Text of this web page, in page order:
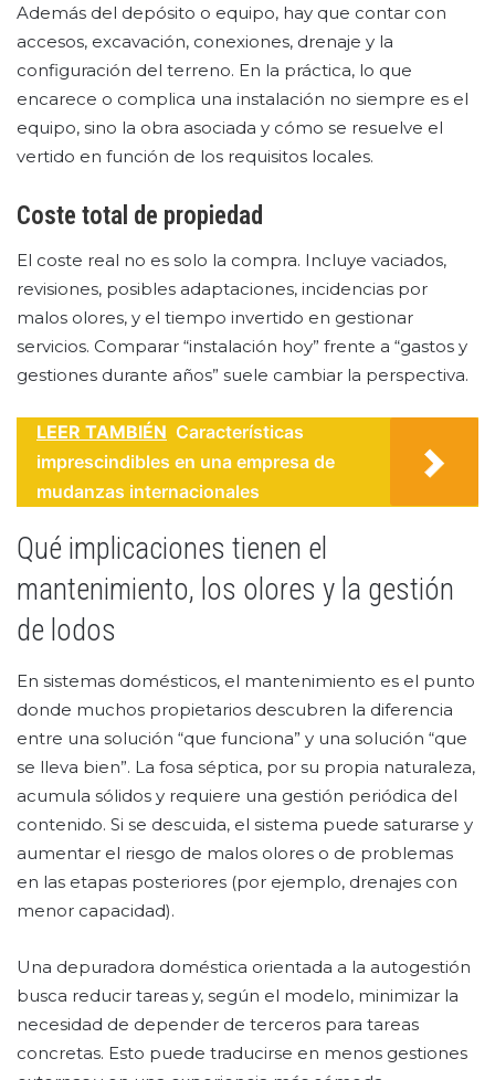
Además del depósito o equipo, hay que contar con
accesos, excavación, conexiones, drenaje y la
configuración del terreno. En la práctica, lo que
encarece o complica una instalación no siempre es el
equipo, sino la obra asociada y cómo se resuelve el
vertido en función de los requisitos locales.
Coste total de propiedad
El coste real no es solo la compra. Incluye vaciados,
revisiones, posibles adaptaciones, incidencias por
malos olores, y el tiempo invertido en gestionar
servicios. Comparar “instalación hoy” frente a “gastos y
gestiones durante años” suele cambiar la perspectiva.
LEER TAMBIÉN Características
imprescindibles en una empresa de
mudanzas internacionales
Qué implicaciones tienen el
mantenimiento, los olores y la gestión
de lodos
En sistemas domésticos, el mantenimiento es el punto
donde muchos propietarios descubren la diferencia
entre una solución “que funciona” y una solución “que
se lleva bien”. La fosa séptica, por su propia naturaleza,
acumula sólidos y requiere una gestión periódica del
contenido. Si se descuida, el sistema puede saturarse y
aumentar el riesgo de malos olores o de problemas
en las etapas posteriores (por ejemplo, drenajes con
menor capacidad).
Una depuradora doméstica orientada a la autogestión
busca reducir tareas y, según el modelo, minimizar la
necesidad de depender de terceros para tareas
concretas. Esto puede traducirse en menos gestiones